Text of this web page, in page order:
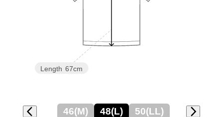
Length 67cm
46(M) 48(L) 50(LL)